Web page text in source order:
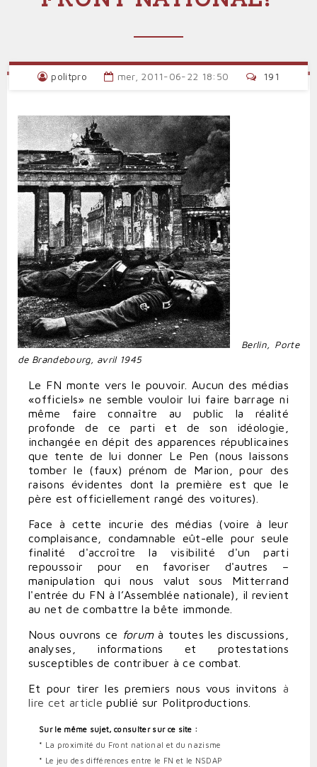
politpro mer, 2011-06-22 18:50 191
Berlin, Porte
de Brandebourg, avril 1945
Le FN monte vers le pouvoir. Aucun des médias
«officiels» ne semble vouloir lui faire barrage ni
même faire connaître au public la réalité
profonde de ce parti et de son idéologie,
inchangée en dépit des apparences républicaines
que tente de lui donner Le Pen (nous laissons
tomber le (faux) prénom de Marion, pour des
raisons évidentes dont la première est que le
père est officiellement rangé des voitures).
Face à cette incurie des médias (voire à leur
complaisance, condamnable eût-elle pour seule
finalité d'accroître la visibilité d'un parti
repoussoir pour en favoriser d'autres –
manipulation qui nous valut sous Mitterrand
l'entrée du FN à l’Assemblée nationale), il revient
au net de combattre la bête immonde.
Nous ouvrons ce forumà toutes les discussions,
analyses, informations et protestations
susceptibles de contribuer à ce combat.
Et pour tirer les premiers nous vous invitons à
lire cet article publié sur Politproductions.
Sur le même sujet, consulter sur ce site :
* La proximité du Front national et du nazisme
* Le jeu des différences entre le FN et le NSDAP